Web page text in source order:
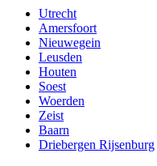
Utrecht
Amersfoort
Nieuwegein
Leusden
Houten
Soest
Woerden
Zeist
Baarn
Driebergen Rijsenburg